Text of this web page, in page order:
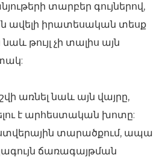
տարբեր գույներով,
ավելի իրատեսական տեսք
թույլ չի տալիս այն
առնել նաև այն վայրը,
է արհեստական ​​խոտը:
ստվերային տարածքում, ապա
ճառագայթման